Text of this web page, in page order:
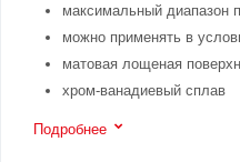
максимальный диапазон
можно применять в
матовая лощеная
хром-ванадиевый сплав
Подробнее